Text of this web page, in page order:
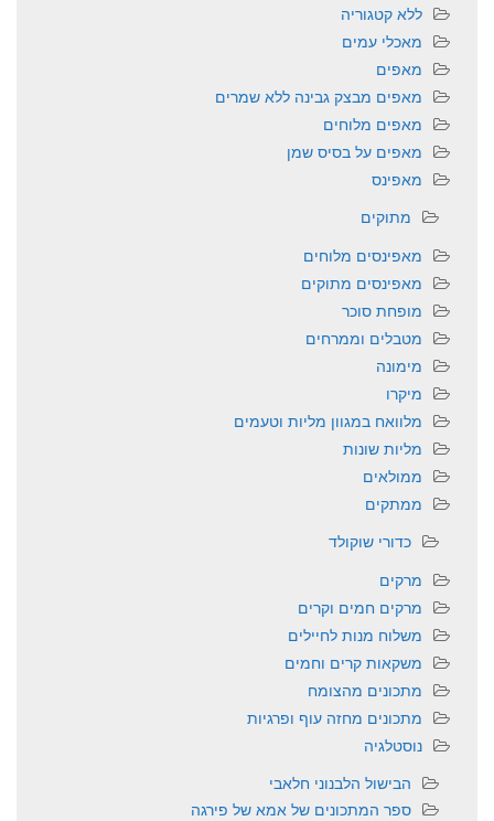
ללא קטגוריה
מאכלי עמים
מאפים
מאפים מבצק גבינה ללא שמרים
מאפים מלוחים
מאפים על בסיס שמן
מאפינס
מתוקים
מאפינסים מלוחים
מאפינסים מתוקים
מופחת סוכר
מטבלים וממרחים
מימונה
מיקרו
מלוואח במגוון מליות וטעמים
מליות שונות
ממולאים
ממתקים
כדורי שוקולד
מרקים
מרקים חמים וקרים
משלוח מנות לחיילים
משקאות קרים וחמים
מתכונים מהצומח
מתכונים מחזה עוף ופרגיות
נוסטלגיה
הבישול הלבנוני חלאבי
ספר המתכונים של אמא של פירגה